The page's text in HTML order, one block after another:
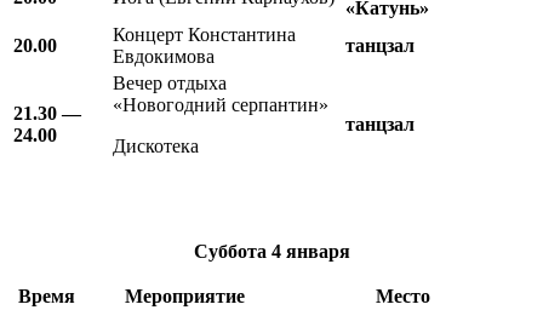
«Катунь»
20.00
Концерт Константина
Евдокимова
танцзал
21.30 —
24.00
Вечер отдыха
«Новогодний серпантин»
Дискотека
танцзал
Суббота 4января
Время Мероприятие
Место